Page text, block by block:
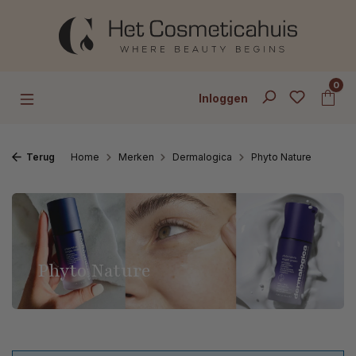
Ga naar de hoofdinhoud
Inloggen
0
Terug Home Merken Dermalogica Phyto Nature
Phyto Nature